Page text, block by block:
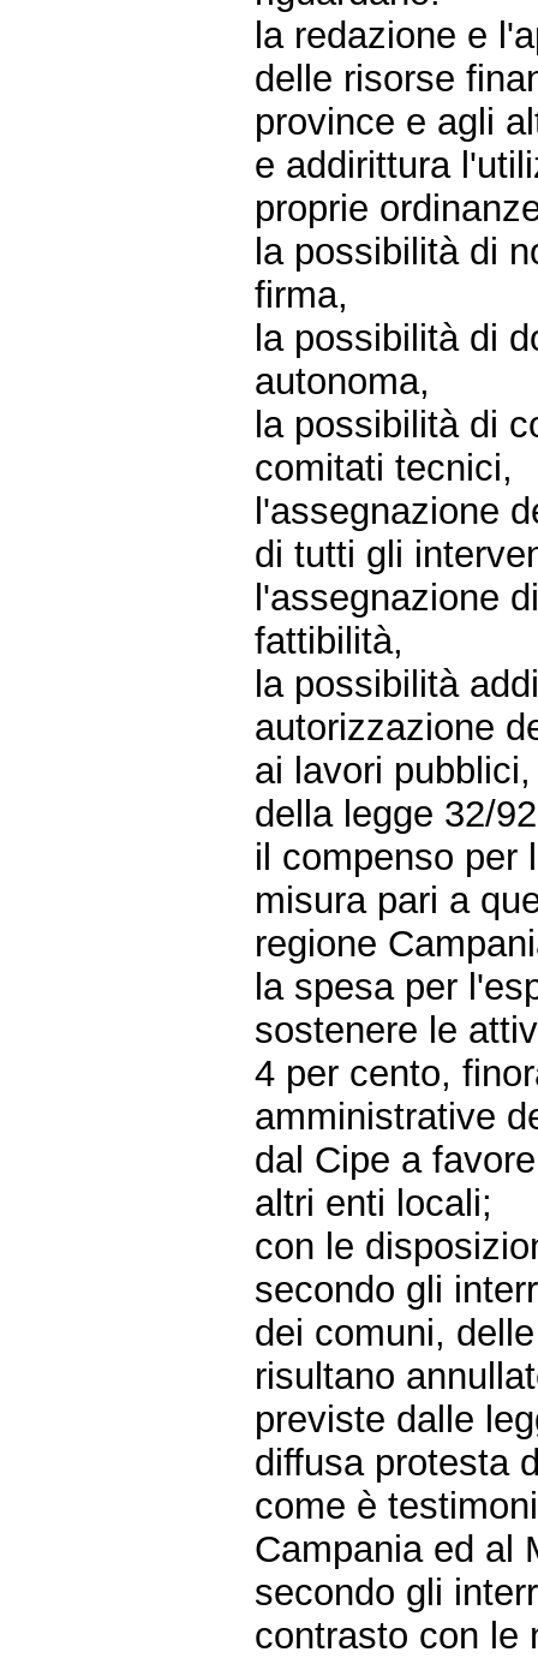
la redazione e
delle risorse
province e agli
e addirittura
proprie
la possibilità di
firma,
la possibilità di
autonoma,
la possibilità di
comitati tecnici,
l'assegnazione
di tutti gli
l'assegnazione
fattibilità,
la possibilità
autorizzazione
ai lavori
della legge 32/
il compenso per
misura pari a
regione
la spesa per
sostenere le
4 per cento,
amministrative
dal Cipe a
altri enti locali;
con le
secondo gli
dei comuni,
risultano
previste dalle
diffusa protesta
come è
Campania ed al
secondo gli
contrasto con le